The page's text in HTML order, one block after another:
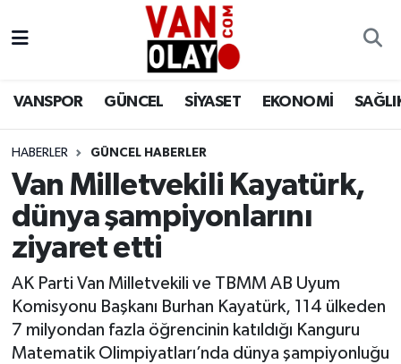
VANSPOR GÜNCEL SİYASET EKONOMİ
HABERLER GÜNCEL HABERLER
Van Milletvekili Kayatürk,
dünya şampiyonlarını
ziyaret etti
AK Parti Van Milletvekili ve TBMM AB Uyum
Komisyonu Başkanı Burhan Kayatürk, 114 ülkeden
7 milyondan fazla öğrencinin katıldığı Kanguru
Matematik Olimpiyatları’nda dünya şampiyonluğu
Siyaset
Sağlık
Bilim & Teknoloji
Van Nöbetçi Eczaneler
Van Namaz Vakitleri
Van Trafik Yoğunluk Haritası
Süper Lig Puan Durumu ve Fikstür
Son Dakika Haberleri